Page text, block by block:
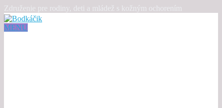
Združenie pre rodiny, deti a mládež s kožným ochorením
MENU